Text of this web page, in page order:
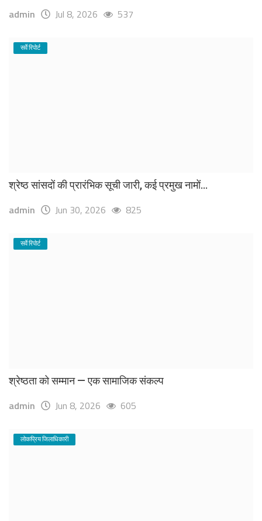
admin Jul 8, 2026 537
सर्वे रिपोर्ट
श्रेष्ठ सांसदों की प्रारंभिक सूची जारी, कई प्रमुख नामों...
admin Jun 30, 2026 825
सर्वे रिपोर्ट
श्रेष्ठता को सम्मान — एक सामाजिक संकल्प
admin Jun 8, 2026 605
लोकप्रिय जिलाधिकारी